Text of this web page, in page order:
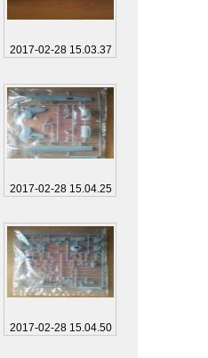
2017-02-28 15.03.37
2017-02-28 15.04.25
2017-02-28 15.04.50